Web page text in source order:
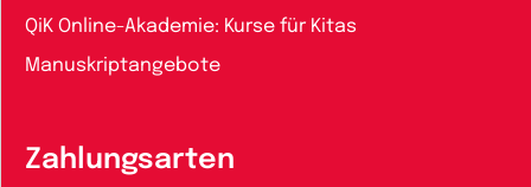
QiK Online-Akademie: Kurse für Kitas
Manuskriptangebote
Zahlungsarten